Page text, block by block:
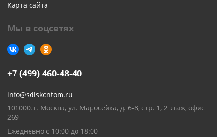
Карта сайта
Мы в соцсетях
+7 (499) 460-48-40
info@sdiskontom.ru
101000, г. Москва, ул. Маросейка, д. 6-8, стр. 1, 2 этаж, офис
269
Ежедневно с 10:00 до 18:00